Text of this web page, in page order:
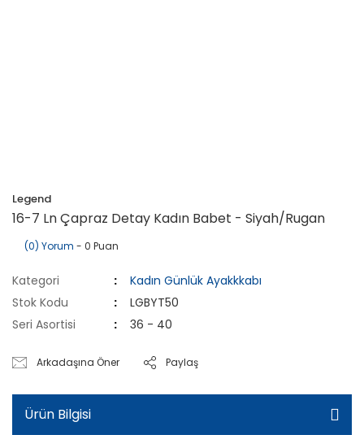
Legend
16-7 Ln Çapraz Detay Kadın Babet - Siyah/Rugan
(0) Yorum - 0 Puan
Kategori
Kadın Günlük Ayakkkabı
Stok Kodu
LGBYT50
Seri Asortisi
36 - 40
Arkadaşına Öner Paylaş
Ürün Bilgisi